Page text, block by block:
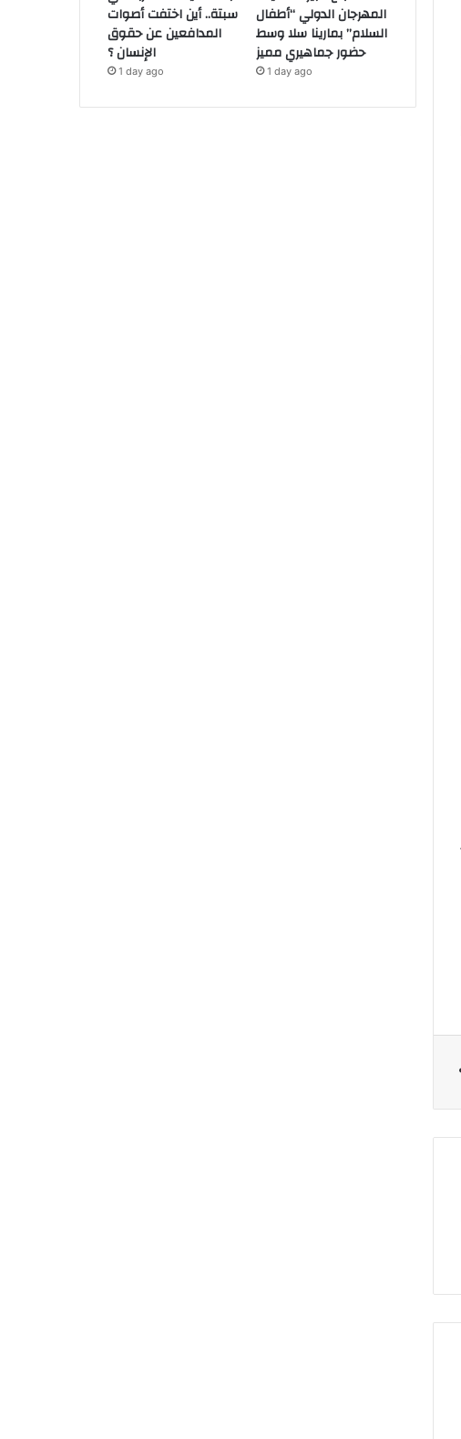
سبتة.. أين اختفت أصوات
المدافعين عن حقوق
الإنسان ؟
1 day ago
المهرجان الدولي “أطفال
السلام” بمارينا سلا وسط
حضور جماهيري مميز
1 day ago